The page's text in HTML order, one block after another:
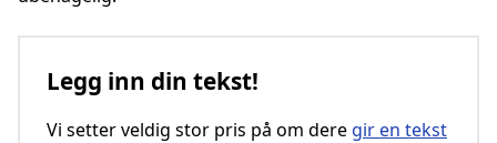
Legg inn din tekst!
Vi setter veldig stor pris på om dere gir en tekst